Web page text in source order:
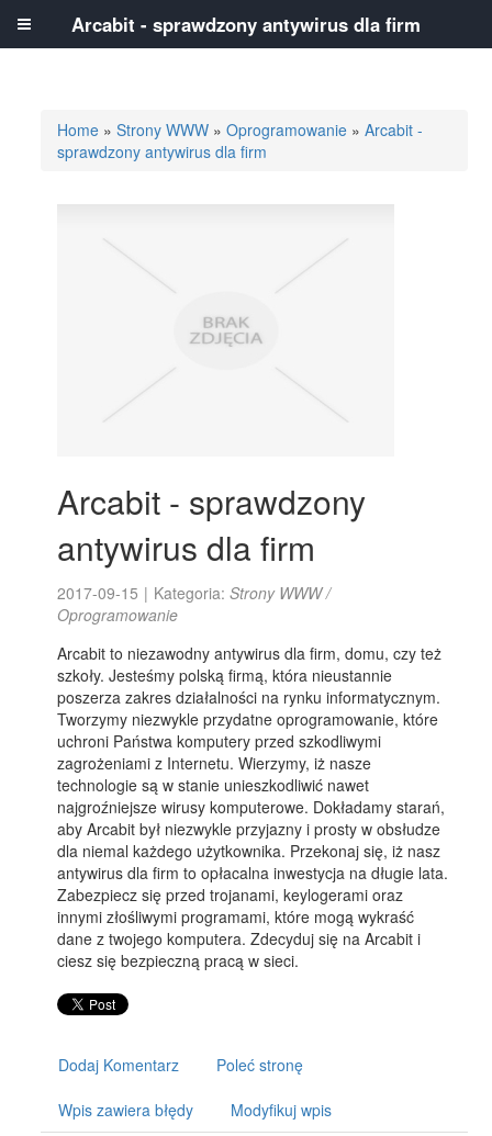
Home »Strony WWW »Oprogramowanie »Arcabit -
sprawdzony antywirus dla firm
Arcabit - sprawdzony
antywirus dla firm
2017-09-15 | Kategoria:Strony WWW /
Oprogramowanie
Arcabit to niezawodny antywirus dla firm, domu, czy też
szkoły. Jesteśmy polską firmą, która nieustannie
poszerza zakres działalności na rynku informatycznym.
Tworzymy niezwykle przydatne oprogramowanie, które
uchroni Państwa komputery przed szkodliwymi
zagrożeniami z Internetu. Wierzymy, iż nasze
technologie są w stanie unieszkodliwić nawet
najgroźniejsze wirusy komputerowe. Dokładamy starań,
aby Arcabit był niezwykle przyjazny i prosty w obsłudze
dla niemal każdego użytkownika. Przekonaj się, iż nasz
antywirus dla firm to opłacalna inwestycja na długie lata.
Zabezpiecz się przed trojanami, keylogerami oraz
innymi złośliwymi programami, które mogą wykraść
dane z twojego komputera. Zdecyduj się na Arcabit i
ciesz się bezpieczną pracą w sieci.
Dodaj Komentarz Poleć stronę
Wpis zawiera błędy Modyfikuj wpis
Arcabit - sprawdzony antywirus dla firm